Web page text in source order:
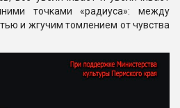
точками «радиуса»: между
и жгучим томлением от чувства